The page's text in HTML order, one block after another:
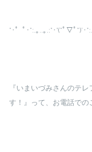
*･゜ﾟ･*:.｡..｡.:*･'(*ﾟ▽ﾟ*)’･
『いまいづみさんのテ
す！』って、お電話での